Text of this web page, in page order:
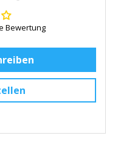
Bewertung